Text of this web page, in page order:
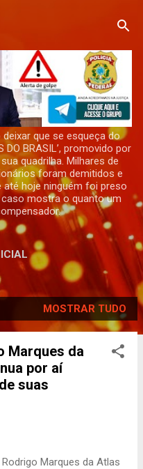
que se esqueça do
DO BRASIL’, promovido por
quadrilha. Milhares de
foram demitidos e
hoje ninguém foi preso
mostra o quanto um
MOSTRAR TUDO
Marques da
por aí
suas
Marques da Atlas